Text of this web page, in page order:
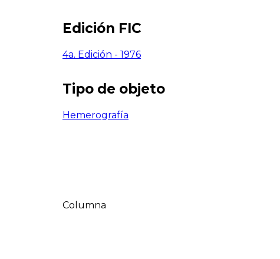
Edición FIC
4a. Edición - 1976
Tipo de objeto
Hemerografía
Columna